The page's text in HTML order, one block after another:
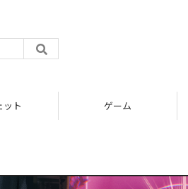
ット ゲーム